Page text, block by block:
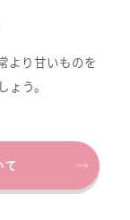
より甘いものを
う。
て